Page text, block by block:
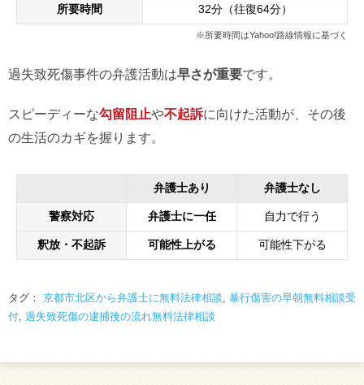
所要時間 32分（往復64分）
※所要時間はYahoo!路線情報に基づく
過失致死傷事件の弁護活動は早さが重要です。
スピーディーな勾留阻止や不起訴に向けた活動が、その後
の生活のカギを握ります。
弁護士あり 弁護士なし
警察対応 弁護士に一任 自力で行う
釈放・不起訴 可能性上がる 可能性下がる
タグ： 京都市北区から弁護士に無料法律相談 暴行傷害の早朝無料相談受
付 過失致死傷の逮捕後の流れ無料法律相談